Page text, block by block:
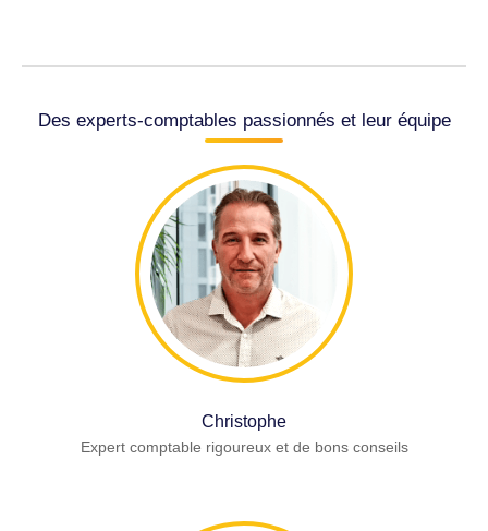
Des experts-comptables passionnés et leur équipe
Christophe
Expert comptable rigoureux et de bons conseils